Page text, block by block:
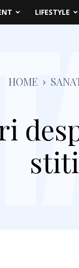
LIFESTYLE
HOME
stiti